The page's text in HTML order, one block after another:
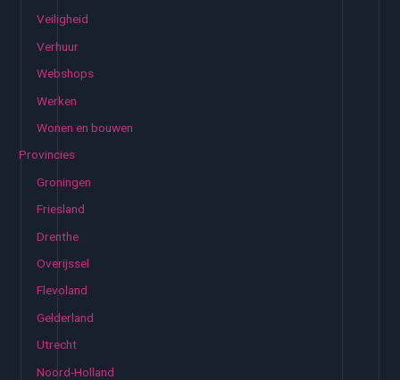
Veiligheid
Verhuur
Webshops
Werken
Wonen en bouwen
Provincies
Groningen
Friesland
Drenthe
Overijssel
Flevoland
Gelderland
Utrecht
Noord-Holland